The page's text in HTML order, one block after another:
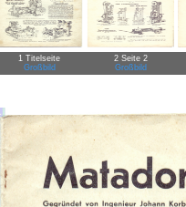
1 Titelseite
Großbild
2 Seite 2
Großbild